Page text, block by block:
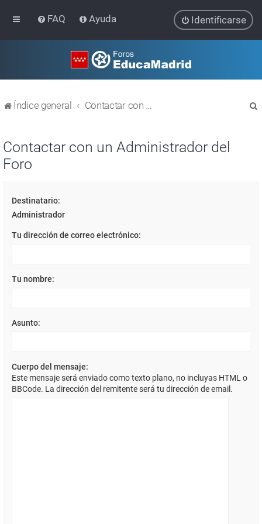
FAQ Ayuda Identificarse
Índice general Contactar con un Administrador del Foro
Contactar con un Administrador del
Foro
Destinatario:
Administrador
Tu dirección de correo electrónico:
Tu nombre:
Asunto:
Cuerpo del mensaje:
Este mensaje será enviado como texto plano, no incluyas HTML o
BBCode. La dirección del remitente será tu dirección de email.